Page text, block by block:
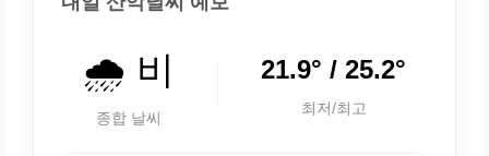
🌧️ 비
종합 날씨
21.9° / 25.2°
최저/최고